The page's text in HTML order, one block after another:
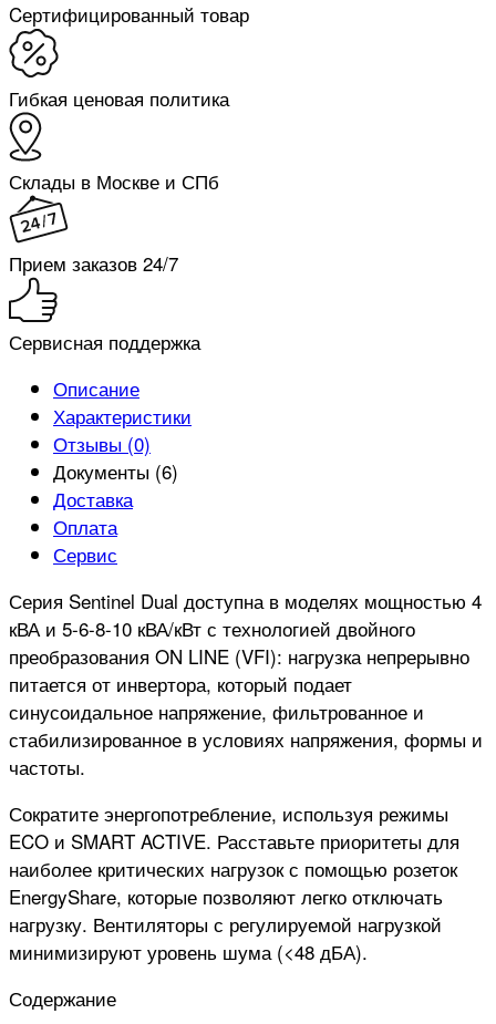
Cертифицированный товар
Гибкая ценовая политика
Склады в Москве и СПб
Прием заказов 24/7
Сервисная поддержка
Описание
Характеристики
Отзывы (0)
Документы (6)
Доставка
Оплата
Сервис
Серия Sentinel Dual доступна в моделях мощностью 4
кВА и 5-6-8-10 кВА/кВт с технологией двойного
преобразования ON LINE (VFI): нагрузка непрерывно
питается от инвертора, который подает
синусоидальное напряжение, фильтрованное и
стабилизированное в условиях напряжения, формы и
частоты.
Сократите энергопотребление, используя режимы
ECO и SMART ACTIVE. Расставьте приоритеты для
наиболее критических нагрузок с помощью розеток
EnergyShare, которые позволяют легко отключать
нагрузку. Вентиляторы с регулируемой нагрузкой
минимизируют уровень шума (<48 дБА).
Содержание